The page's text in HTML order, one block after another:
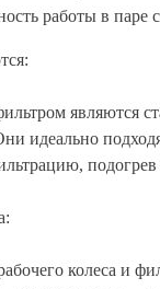
работы в
являются
идеально
колеса и